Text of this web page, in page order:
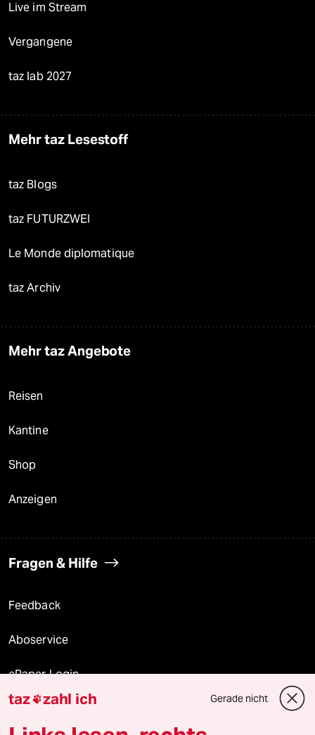
Live im Stream
Vergangene
taz lab 2027
Mehr taz Lesestoff
taz Blogs
taz FUTURZWEI
Le Monde diplomatique
taz Archiv
Mehr taz Angebote
Reisen
Kantine
Shop
Anzeigen
Fragen & Hilfe
Feedback
Aboservice
ePaper Login
Downloads für Abonnierende
taz zahl ich Gerade nicht